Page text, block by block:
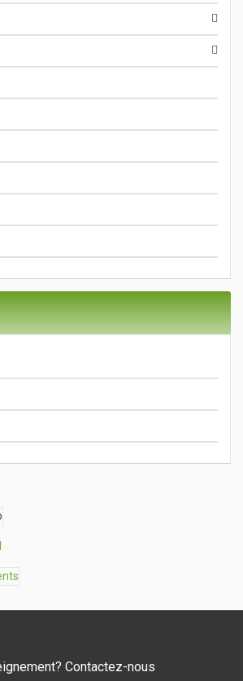
Contactez-nous